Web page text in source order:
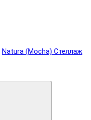
Natura (Mocha) Стеллаж